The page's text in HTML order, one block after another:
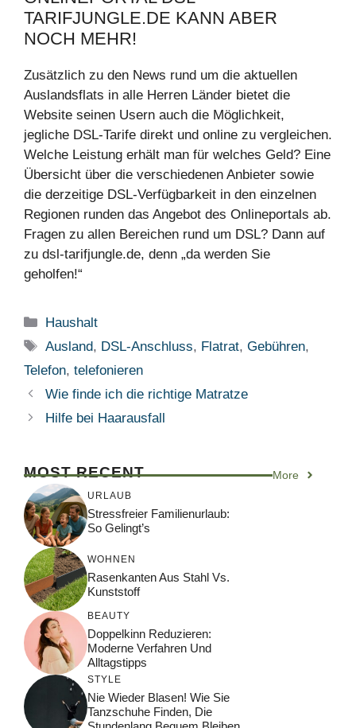
TARIFJUNGLE.DE KANN ABER
NOCH MEHR!
Zusätzlich zu den News rund um die aktuellen
Auslandsflats in alle Herren Länder bietet die
Website seinen Usern auch die Möglichkeit,
jegliche DSL-Tarife direkt und online zu vergleichen.
Welche Leistung erhält man für welches Geld? Eine
Übersicht über die verschiedenen Anbieter sowie
die derzeitige DSL-Verfügbarkeit in den einzelnen
Regionen runden das Angebot des Onlineportals ab.
Fragen zu allen Bereichen rund um DSL? Dann auf
zu dsl-tarifjungle.de, denn „da werden Sie
geholfen!“
Kategorien
Haushalt
Schlagwörter
Ausland, DSL-Anschluss, Flatrat,Gebühren,
Telefon, telefonieren
Wie finde ich die richtige Matratze
Hilfe bei Haarausfall
MOST RECENT More
URLAUB
Stressfreier Familienurlaub:
So Gelingt’s
WOHNEN
Rasenkanten Aus Stahl Vs.
Kunststoff
BEAUTY
Doppelkinn Reduzieren:
Moderne Verfahren Und
Alltagstipps
STYLE
Nie Wieder Blasen! Wie Sie
Tanzschuhe Finden, Die